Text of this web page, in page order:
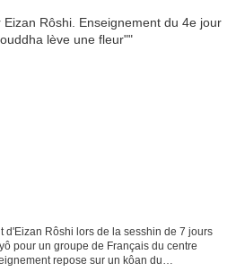
d'Eizan Rôshi lors de la sesshin de 7 jours
pour un groupe de Français du centre
repose sur un kôan du